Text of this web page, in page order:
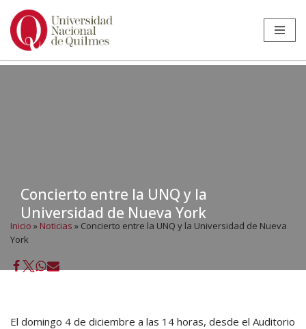
Ir
Concierto entre la UNQ y la
Universidad de Nueva York
Inicio » Noticias » Concierto entre la UNQ y la Universidad de Nueva
York
El domingo 4 de diciembre a las 14 horas, desde el Auditorio